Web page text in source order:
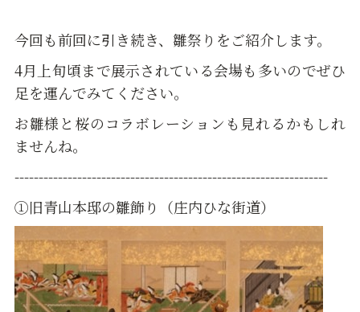
今回も前回に引き続き、雛祭りをご紹介します。
4月上旬頃まで展示されている会場も多いのでぜひ
足を運んでみてください。
お雛様と桜のコラボレーションも見れるかもしれ
ませんね。
-----------------------------------------------------------------
①旧青山本邸の雛飾り（庄内ひな街道）